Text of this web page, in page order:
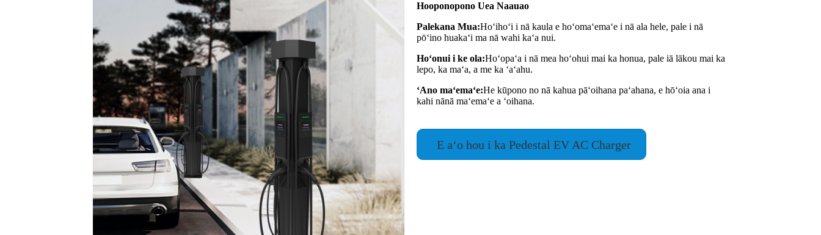
Hooponopono Uea Naauao
Palekana Mua:Hoʻihoʻi i nā kaula e hoʻomaʻemaʻe i nā ala hele, pale i nā
pōʻino huakaʻi ma nā wahi kaʻa nui.
Hoʻonui i ke ola:Hoʻopaʻa i nā mea hoʻohui mai ka honua, pale iā lākou mai ka
lepo, ka maʻa, a me ka ʻaʻahu.
ʻAno maʻemaʻe:He kūpono no nā kahua pāʻoihana paʻahana, e hōʻoia ana i
kahi nānā maʻemaʻe a ʻoihana.
E aʻo hou i ka Pedestal EV AC Charger